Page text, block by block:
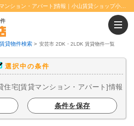
安芸市 2DK・2LDK 賃貸住宅[賃貸マンション・アパート]情報｜小山賃貸ショップ小山店
賃貸物件検索 > 安芸市 2DK・2LDK 賃貸物件一覧
選択中の条件
住宅[賃貸マンション・アパート]情報
条件を保存